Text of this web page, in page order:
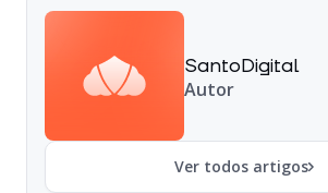
SantoDigital
Autor
Ver todos artigos